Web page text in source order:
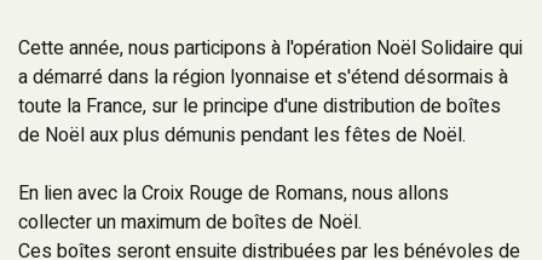
Cette année, nous participons à l'opération Noël Solidaire qui
a démarré dans la région lyonnaise et s'étend désormais à
toute la France, sur le principe d'une distribution de boîtes
de Noël aux plus démunis pendant les fêtes de Noël.
En lien avec la Croix Rouge de Romans, nous allons
collecter un maximum de boîtes de Noël.
Ces boîtes seront ensuite distribuées par les bénévoles de